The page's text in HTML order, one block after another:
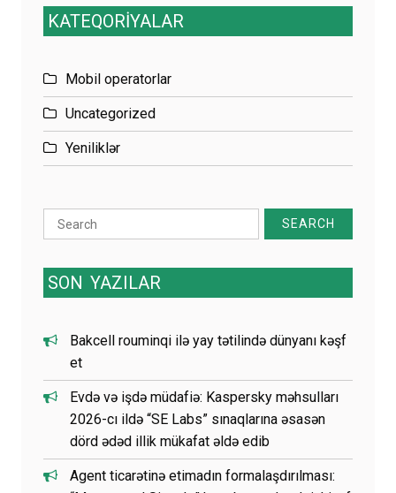
KATEQORİYALAR
Mobil operatorlar
Uncategorized
Yeniliklər
Search
for:
SON YAZILAR
Bakcell rouminqi ilə yay tətilində dünyanı kəşf
et
Evdə və işdə müdafiə: Kaspersky məhsulları
2026-cı ildə “SE Labs” sınaqlarına əsasən
dörd ədəd illik mükafat əldə edib
Agent ticarətinə etimadın formalaşdırılması: